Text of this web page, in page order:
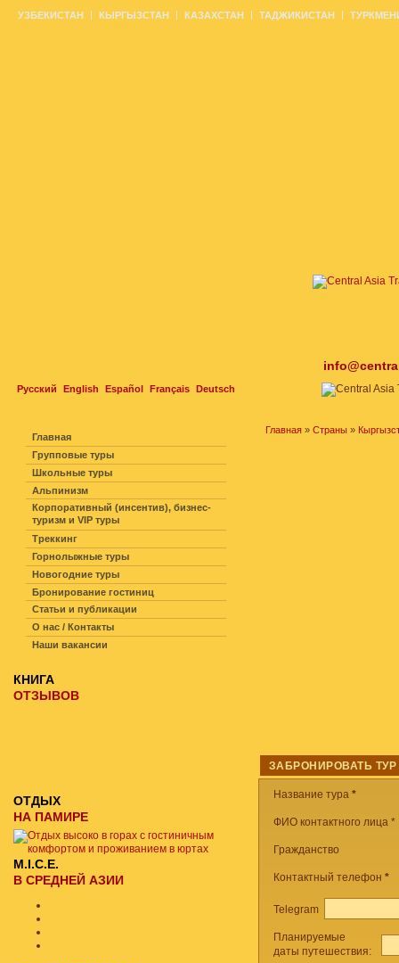
Русский English Español Français Deutsch
УЗБЕКИСТАН КЫРГЫЗСТАН КАЗАХСТАН ТАДЖИКИСТАН
Главная » Страны »
ЗАБРОНИРОВАТЬ ТУР
Название тура *
ФИО контактного лица *
Гражданство
Контактный телефон *
Telegram
Планируемые
даты путешествия:
Главная
Групповые туры
Школьные туры
Альпинизм
Корпоративный (инсентив), бизнес-
туризм и VIP туры
Треккинг
Горнолыжные туры
Новогодние туры
Бронирование гостиниц
Статьи и публикации
О нас / Контакты
Наши вакансии
КНИГА
ОТЗЫВОВ
ОТДЫХ
НА ПАМИРЕ
M.I.C.E.
В СРЕДНЕЙ АЗИИ